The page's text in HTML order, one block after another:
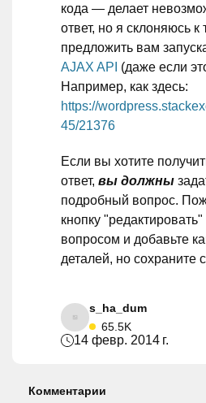
кода — делает
ответ, но я склоняюсь к
предложить вам
AJAX API (даже если
Например, как здесь:
https://
45/21376
Если вы хотите
ответ, вы должны
подробный вопрос.
кнопку
вопросом и добавьте
деталей, но сохраните
s_ha_dum
65.5K
14 февр. 2014 г.
Комментарии